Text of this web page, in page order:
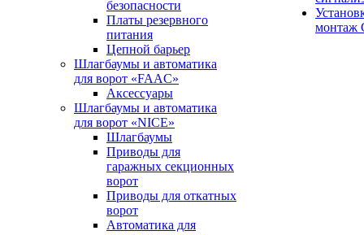
безопасности
Платы резервного
питания
Цепной барьер
Шлагбаумы и автоматика
для ворот «FAAC»
Аксессуары
Шлагбаумы и автоматика
для ворот «NICE»
Шлагбаумы
Приводы для
гаражных секционных
ворот
Приводы для откатных
ворот
Автоматика для
монтаж